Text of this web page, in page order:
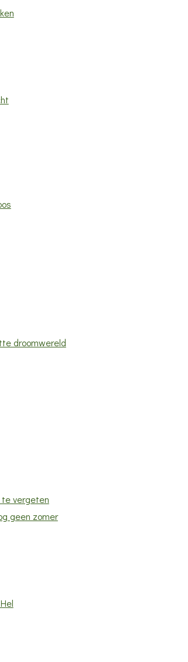
droomwereld
te vergeten
geen zomer